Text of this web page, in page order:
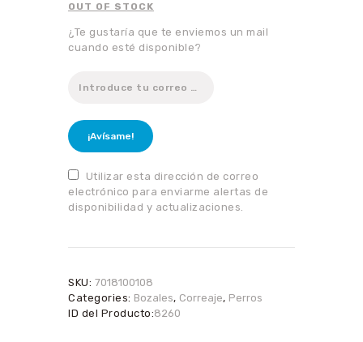
OUT OF STOCK
¿Te gustaría que te enviemos un mail
cuando esté disponible?
¡Avísame!
Utilizar esta dirección de correo
electrónico para enviarme alertas de
disponibilidad y actualizaciones.
SKU: 7018100108
Categories: Bozales, Correaje, Perros
ID del Producto:8260